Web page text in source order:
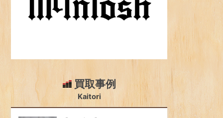
買取事例
Kaitori